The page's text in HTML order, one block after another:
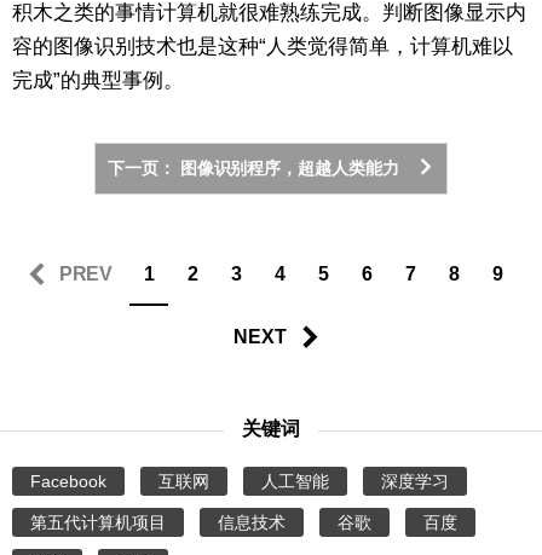
积木之类的事情计算机就很难熟练完成。判断图像显示内
容的图像识别技术也是这种“人类觉得简单，计算机难以
完成”的典型事例。
下一页： 图像识别程序，超越人类能力
PREV 1 2 3 4 5 6 7 8 9
NEXT
关键词
Facebook 互联网 人工智能 深度学习
第五代计算机项目 信息技术 谷歌 百度